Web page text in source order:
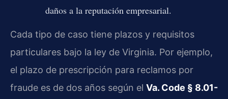
daños a la reputación empresarial.
Cada tipo de caso tiene plazos y requisitos
particulares bajo la ley de Virginia. Por ejemplo,
el plazo de prescripción para reclamos por
fraude es de dos años según el Va. Code § 8.01-